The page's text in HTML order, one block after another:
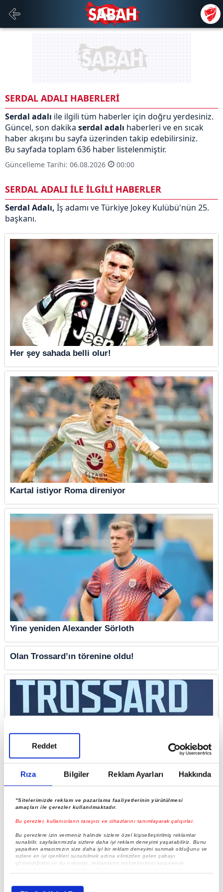
Rıza Bilgiler Reklam Ayarları Hakkında
"Sitelerimizde reklam ve pazarlama faaliyetlerinin yürütülmesi
amaçları ile çerezler kullanılmaktadır.
Bu çerezler, kullanıcıların tarayıcı ve cihazlarını tanımlayarak çalışırlar.
Bu çerezlere izin vermeniz halinde sizlere özel kişiselleştirilmiş reklamlar
sunabilir, sayfalarımızda sizlere daha iyi reklam deneyimi yaşatabiliriz. Bunu
yaparken amacımızın size daha iyi bir reklam deneyimi sunmak olduğunu ve
sizlere en iyi içerikleri sunabilmek adına elimizden gelen çabayı
gösterdiğimizi ve bu noktada, reklamların maliyetlerimizi karşılamak
kullanıcılara hedefli reklamlar gösterilmeyecektir."
Reddet
SERDAL ADALI HABERLERİ
Serdal adalı ile ilgili tüm haberler için doğru yerdesiniz.
Güncel, son dakika serdal adalı haberleri ve en sıcak
haber akışını bu sayfa üzerinden takip edebilirsiniz.
Bu sayfada toplam 636 haber listelenmiştir.
Güncelleme Tarihi: 06.08.2026 00:00
SERDAL ADALI İLE İLGİLİ HABERLER
Serdal Adalı, İş adamı ve Türkiye Jokey Kulübü'nün 25.
başkanı.
Her şey sahada belli olur!
Kartal istiyor Roma direniyor
Yine yeniden Alexander Sörloth
Olan Trossard’ın törenine oldu!
Trossard’ın törenine oldu’